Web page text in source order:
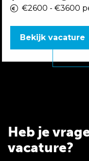
€2600 - €3600
Bekijk vacature
Heb je
vacature?